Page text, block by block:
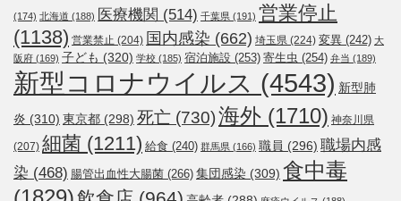
(174) 北海道 (188) 医療機関 (514) 千葉県 (191) 営業停止
(1138) 営業禁止 (204) 国内感染 (662) 埼玉県 (224) 変異 (242) 大
阪府 (169) 子ども (320) 学校 (185) 宿泊施設 (253) 寄生虫 (254) 弁当 (189)
新型コロナウイルス (4543) 新型肺
炎 (310) 東京都 (298) 死亡 (730)海外 (1710) 神奈川県
(207) 細菌 (1211) 給食 (240) 群馬県 (166) 職員 (296) 職場内感
染 (468) 腸管出血性大腸菌 (266) 集団感染 (309) 食中毒